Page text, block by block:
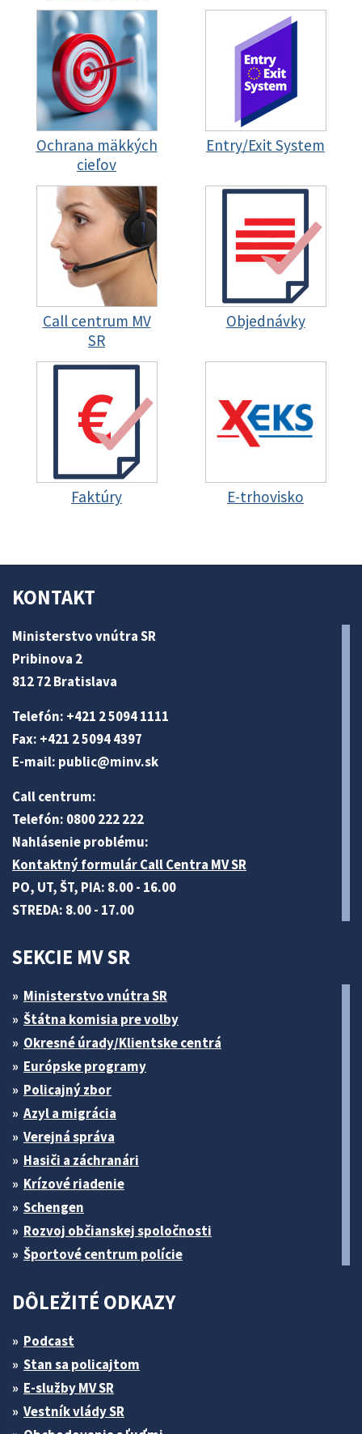
Ochrana mäkkých
cieľov
Entry/Exit System
Call centrum MV
SR
Objednávky
Faktúry E-trhovisko
KONTAKT
Ministerstvo vnútra SR
Pribinova 2
812 72 Bratislava
Telefón: +421 2 5094 1111
Fax: +421 2 5094 4397
E-mail: public@minv.sk
Call centrum:
Telefón: 0800 222 222
Nahlásenie problému:
Kontaktný formulár Call Centra MV SR
PO, UT, ŠT, PIA: 8.00 - 16.00
STREDA: 8.00 - 17.00
SEKCIE MV SR
Ministerstvo vnútra SR
Štátna komisia pre volby
Okresné úrady/Klientske centrá
Európske programy
Policajný zbor
Azyl a migrácia
Verejná správa
Hasiči a záchranári
Krízové riadenie
Schengen
Rozvoj občianskej spoločnosti
Športové centrum polície
DÔLEŽITÉ ODKAZY
Podcast
Stan sa policajtom
E-služby MV SR
Vestník vlády SR